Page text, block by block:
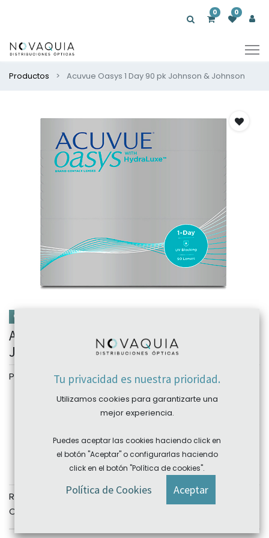
0 0
Productos Acuvue Oasys 1 Day 90 pk Johnson & Johnson
Acuvue Oasys 1 Day 90 pk Johnson &
Johnson
Personalizar
REF: JJAO1D9085-0050
Categoría:
Tu privacidad es nuestra prioridad.
Utilizamos cookies para garantizarte una
mejor experiencia.
Puedes aceptar las cookies haciendo click en
el botón "Aceptar" o configurarlas haciendo
click en el botón "Política de cookies".
Política de Cookies Aceptar